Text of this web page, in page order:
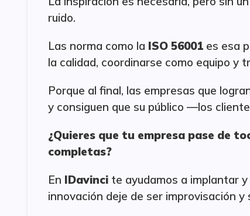
ruido.
Las norma como la ISO 56001 es esa
la calidad, coordinarse como equipo y
Porque al final, las empresas que
y consiguen que su público —los
¿Quieres que tu empresa pase de
completas?
En IDavinci te ayudamos a implantar
innovación deje de ser improvisación